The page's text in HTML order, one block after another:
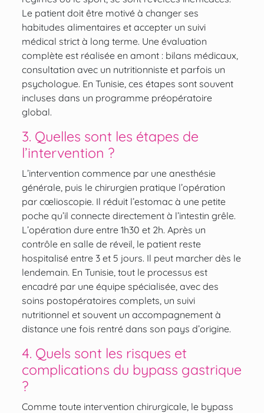
Le patient doit être motivé à changer ses
habitudes alimentaires et accepter un suivi
médical strict à long terme. Une évaluation
complète est réalisée en amont : bilans médicaux,
consultation avec un nutritionniste et parfois un
psychologue. En Tunisie, ces étapes sont souvent
incluses dans un programme préopératoire
global.
3. Quelles sont les étapes de
l’intervention ?
L’intervention commence par une anesthésie
générale, puis le chirurgien pratique l’opération
par cœlioscopie. Il réduit l’estomac à une petite
poche qu’il connecte directement à l’intestin grêle.
L’opération dure entre 1h30 et 2h. Après un
contrôle en salle de réveil, le patient reste
hospitalisé entre 3 et 5 jours. Il peut marcher dès le
lendemain. En Tunisie, tout le processus est
encadré par une équipe spécialisée, avec des
soins postopératoires complets, un suivi
nutritionnel et souvent un accompagnement à
distance une fois rentré dans son pays d’origine.
4. Quels sont les risques et
complications du bypass gastrique
?
Comme toute intervention chirurgicale, le bypass